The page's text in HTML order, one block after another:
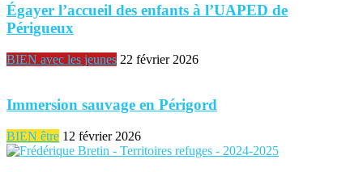
Égayer l’accueil des enfants à l’UAPED de
Périgueux
BIEN avec les jeunes 22 février 2026
Immersion sauvage en Périgord
BIEN être 12 février 2026